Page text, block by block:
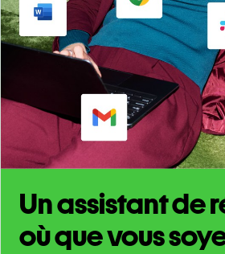
Un assistant de
où que vous